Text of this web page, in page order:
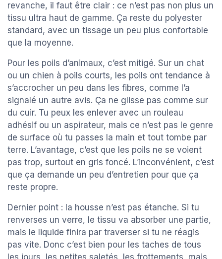
revanche, il faut être clair : ce n’est pas non plus un
tissu ultra haut de gamme. Ça reste du polyester
standard, avec un tissage un peu plus confortable
que la moyenne.
Pour les poils d’animaux, c’est mitigé. Sur un chat
ou un chien à poils courts, les poils ont tendance à
s’accrocher un peu dans les fibres, comme l’a
signalé un autre avis. Ça ne glisse pas comme sur
du cuir. Tu peux les enlever avec un rouleau
adhésif ou un aspirateur, mais ce n’est pas le genre
de surface où tu passes la main et tout tombe par
terre. L’avantage, c’est que les poils ne se voient
pas trop, surtout en gris foncé. L’inconvénient, c’est
que ça demande un peu d’entretien pour que ça
reste propre.
Dernier point : la housse n’est pas étanche. Si tu
renverses un verre, le tissu va absorber une partie,
mais le liquide finira par traverser si tu ne réagis
pas vite. Donc c’est bien pour les taches de tous